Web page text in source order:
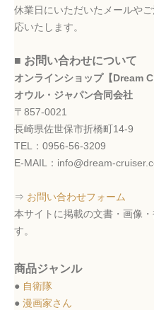
休業日にいただいたメールや
応いたします。
■ お問い合わせについて
オンラインショップ【Dream
オウル・ジャパン合同会社
〒857-0021
長崎県佐世保市折橋町14-9
TEL：0956-56-3209
E-MAIL：info@dream-
⇒ お問い合わせフォーム
本サイトに掲載の文書・画像
す。
商品ジャンル
● 自衛隊
● 漫画家さん